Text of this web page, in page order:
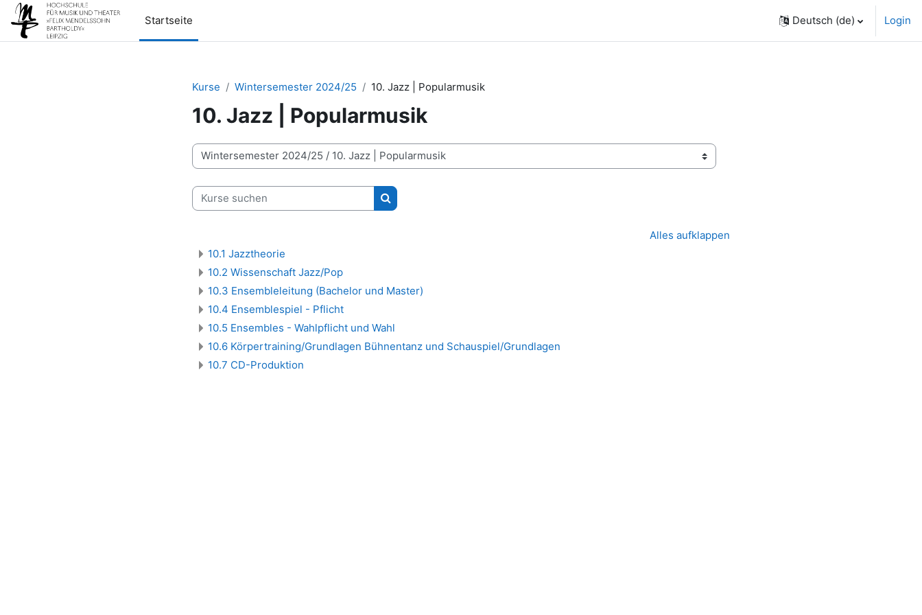
Zum Hauptinhalt
Startseite
Deutsch ‎(de)‎ Login
Kurse Wintersemester 2024/25 10. Jazz | Popularmusik
10. Jazz | Popularmusik
Kursbereiche
Kurse suchen
Kurse suchen
Alles aufklappen
10.1 Jazztheorie
10.2 Wissenschaft Jazz/Pop
10.3 Ensembleleitung (Bachelor und Master)
10.4 Ensemblespiel - Pflicht
10.5 Ensembles - Wahlpflicht und Wahl
10.6 Körpertraining/Grundlagen Bühnentanz und Schauspiel/Grundlagen
10.7 CD-Produktion